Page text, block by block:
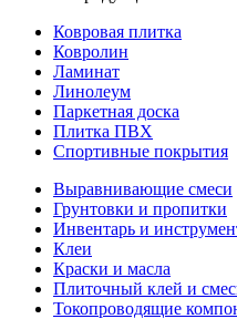
Ковровая плитка
Ковролин
Ламинат
Линолеум
Паркетная доска
Плитка ПВХ
Спортивные покрытия
Выравнивающие смеси
Грунтовки и пропитки
Инвентарь и
Клеи
Краски и масла
Плиточный клей и
Токопроводящие